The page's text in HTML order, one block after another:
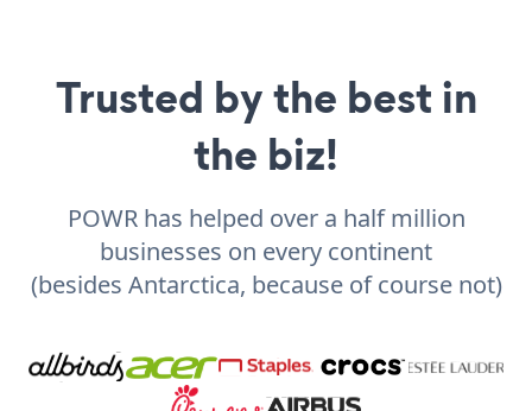
Trusted by the best in
the biz!
POWR has helped over a half million
businesses on every continent
(besides Antarctica, because of course not)